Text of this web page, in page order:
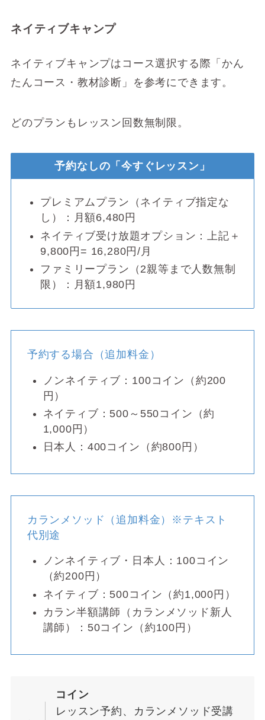
ネイティブキャンプ
ネイティブキャンプはコース選択する際「かん
たんコース・教材診断」を参考にできます。
どのプランもレッスン回数無制限。
予約なしの「今すぐレッスン」
プレミアムプラン（ネイティブ指定な
し）：月額6,480円
ネイティブ受け放題オプション：上記＋
9,800円= 16,280円/月
ファミリープラン（2親等まで人数無制
限）：月額1,980円
予約する場合（追加料金）
ノンネイティブ：100コイン（約200
円）
ネイティブ：500～550コイン（約
1,000円）
日本人：400コイン（約800円）
カランメソッド（追加料金）※テキスト
代別途
ノンネイティブ・日本人：100コイン
（約200円）
ネイティブ：500コイン（約1,000円）
カラン半額講師（カランメソッド新人
講師）：50コイン（約100円）
コイン
レッスン予約、カランメソッド受講